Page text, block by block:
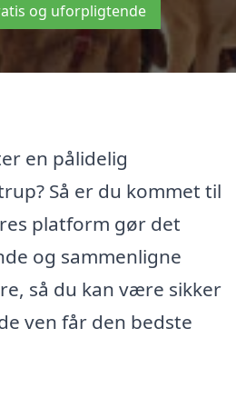
og uforpligtende
en pålidelig
Så er du kommet til
platform gør det
og sammenligne
så du kan være sikker
ven får den bedste